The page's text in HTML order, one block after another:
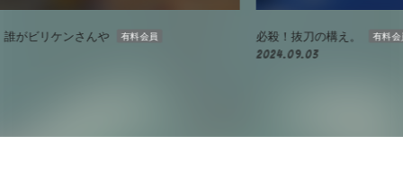
必殺！抜刀の構え。 有料会員
ス